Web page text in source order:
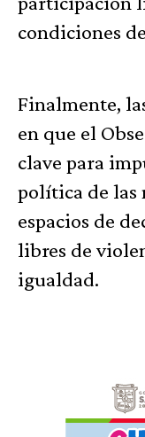
condiciones
Finalmente,
en que el
clave para
política de las
espacios de
libres de
igualdad.